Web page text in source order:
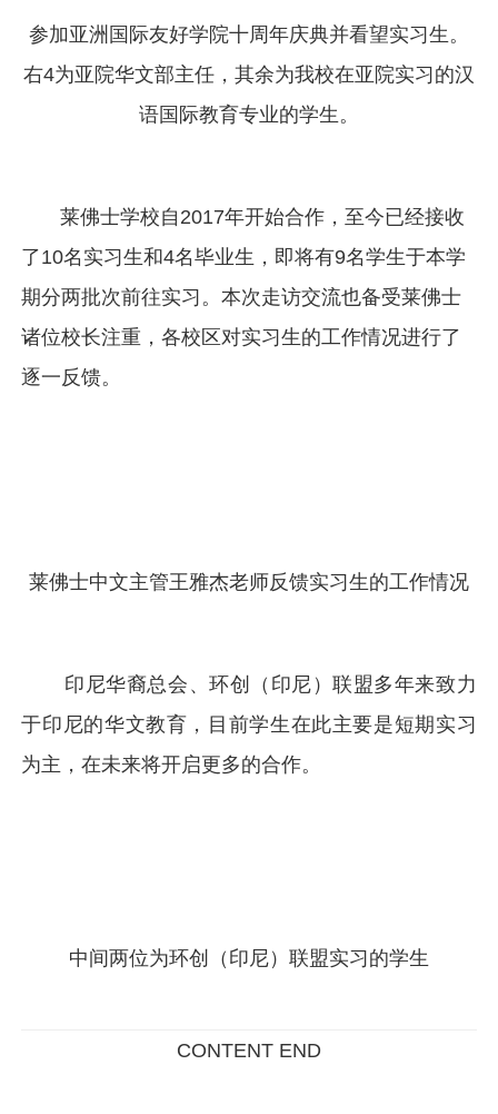
参加亚洲国际友好学院十周年庆典并看望实习生。
右4为亚院华文部主任，其余为我校在亚院实习的汉
语国际教育专业的学生。
莱佛士学校自2017年开始合作，至今已经接收
了10名实习生和4名毕业生，即将有9名学生于本学
期分两批次前往实习。本次走访交流也备受莱佛士
诸位校长注重，各校区对实习生的工作情况进行了
逐一反馈。
莱佛士中文主管王雅杰老师反馈实习生的工作情况
印尼华裔总会、环创（印尼）联盟多年来致力
于印尼的华文教育，目前学生在此主要是短期实习
为主，在未来将开启更多的合作。
中间两位为环创（印尼）联盟实习的学生
CONTENT END